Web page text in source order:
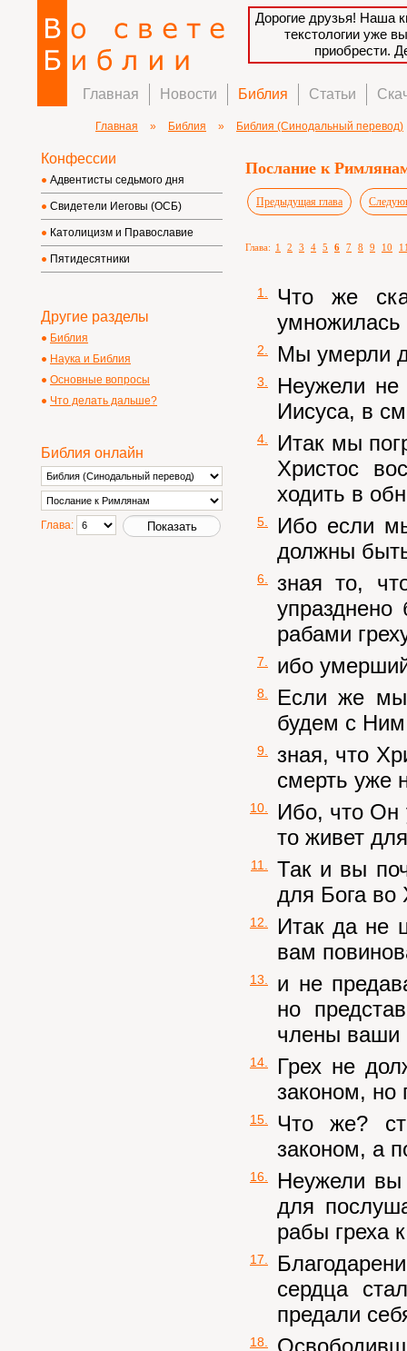
Дорогие друзья! Наша
текстологии уже
приобрести.
Главная Новости Библия Статьи
Главная » Библия » Библия (Синодальный перевод)
Послание к
Предыдущая глава
Глава: 1 2 3 4 5 6 7 8 9 10
1.
Что же
умножилась
2. Мы умерли
3.
Неужели не
Иисуса, в
4.
Итак мы
Христос
ходить в
5.
Ибо если
должны
6.
зная то,
рабами
7. ибо
8.
Если же мы
будем с
9.
зная, что
смерть уже
10.
Ибо, что Он
то живет
11.
Так и вы
для Бога во
12.
Итак да не
вам
13.
и не
но
члены ваши
14.
Грех не
законом, но
15.
Что же?
законом, а
16.
Неужели вы
для
рабы греха
17.
сердца
предали
18.
Конфессии
Адвентисты седьмого дня
Свидетели Иеговы (ОСБ)
Католицизм и Православие
Пятидесятники
Другие разделы
Библия
Наука и Библия
Основные вопросы
Что делать дальше?
Библия онлайн
Глава: